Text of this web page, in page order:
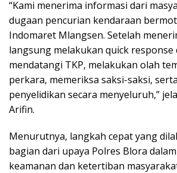
“Kami menerima informasi dari
dugaan pencurian kendaraan
Indomaret Mlangsen. Setelah
langsung melakukan quick response
mendatangi TKP, melakukan olah
perkara, memeriksa saksi-saksi,
penyelidikan secara menyeluruh,”
Arifin.
Menurutnya, langkah cepat yang
bagian dari upaya Polres Blora
keamanan dan ketertiban